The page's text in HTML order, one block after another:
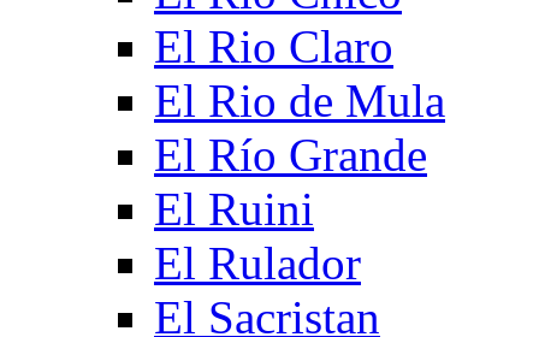
El Rio Claro
El Rio de Mula
El Río Grande
El Ruini
El Rulador
El Sacristan